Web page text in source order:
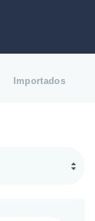
Importados